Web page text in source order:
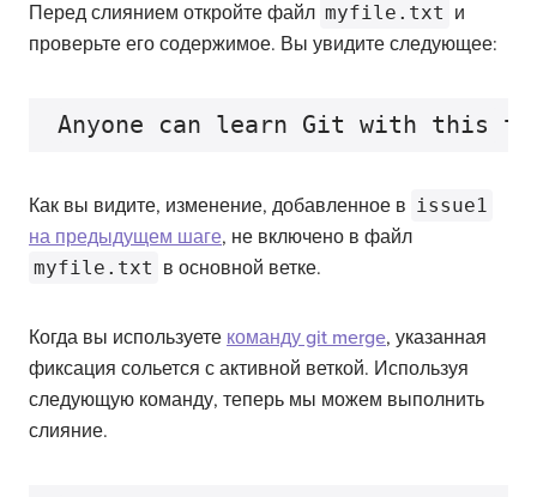
Перед слиянием откройте файл myfile.txt и
проверьте его содержимое. Вы увидите следующее:
Как вы видите, изменение, добавленное в issue1
на предыдущем шаге, не включено в файл
myfile.txt в основной ветке.
Когда вы используете команду git merge, указанная
фиксация сольется с активной веткой. Используя
следующую команду, теперь мы можем выполнить
слияние.